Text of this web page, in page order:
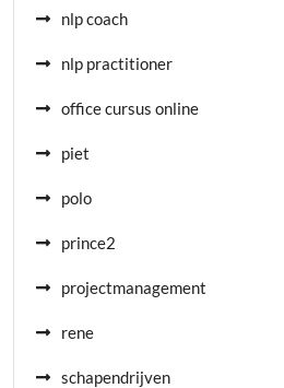
nlp coach
nlp practitioner
office cursus online
piet
polo
prince2
projectmanagement
rene
schapendrijven